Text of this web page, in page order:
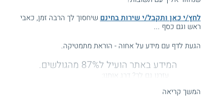
לחץ/י כאן ותקבל/י שירות בחינם שיחסוך לך הרבה זמן, כאבי
ראש וגם כסף ...
הגעת לדף עם מידע על אחוה - הוראת מתמטיקה.
המידע באתר הועיל ל87% מהגולשים.
עזרנו גם לך? דרג אותנו:
המשך קריאה